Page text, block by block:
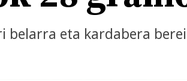
belarra eta kardabera